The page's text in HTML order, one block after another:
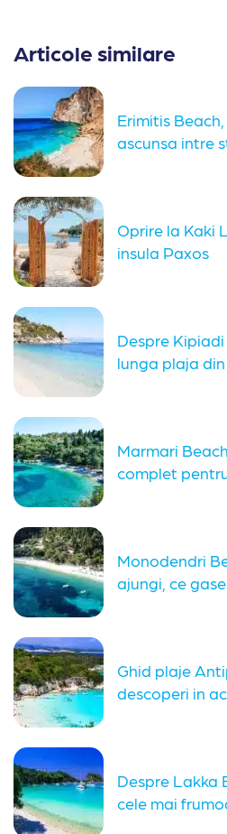
Articole similare
Erimitis
ascunsa intre
Oprire la Kaki
insula Paxos
Despre
lunga plaja
Marmari
complet
Monodendri
ajungi, ce
Ghid plaje
descoperi in
Despre Lakka
cele mai